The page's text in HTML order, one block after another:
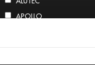
APOLLO
ARROWSPEED
ATLAS